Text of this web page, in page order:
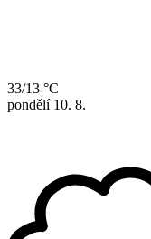
33/13 °C
pondělí 10. 8.